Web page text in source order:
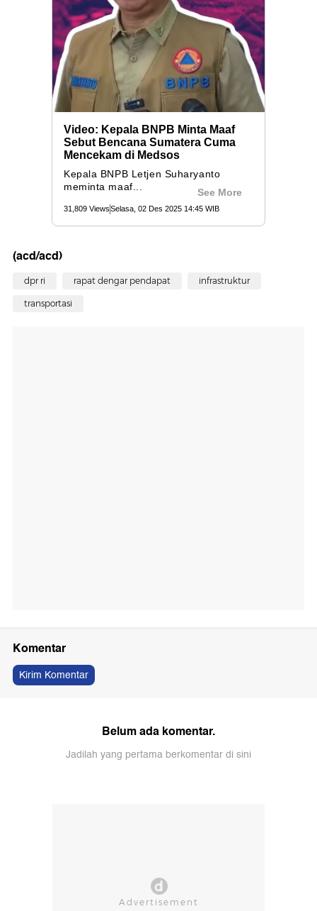
(acd/acd)
dpr ri rapat dengar pendapat infrastruktur
transportasi
Komentar
Kirim Komentar
Belum ada komentar.
Jadilah yang pertama berkomentar di sini